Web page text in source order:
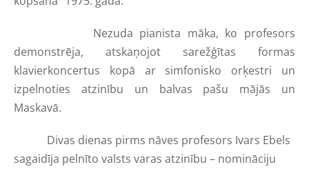
Nezuda pianista māka, ko profesors
demonstrēja, atskaņojot sarežģītas formas
klavierkoncertus kopā ar simfonisko orķestri un
izpelnoties atzinību un balvas pašu mājās un
Maskavā.
Divas dienas pirms nāves profesors Ivars Ebels
sagaidīja pelnīto valsts varas atzinību – nomināciju